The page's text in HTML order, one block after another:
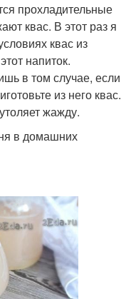
прохладительные
квас. В этот раз я
квас из
напиток.
в том случае, если
из него квас.
жажду.
в домашних